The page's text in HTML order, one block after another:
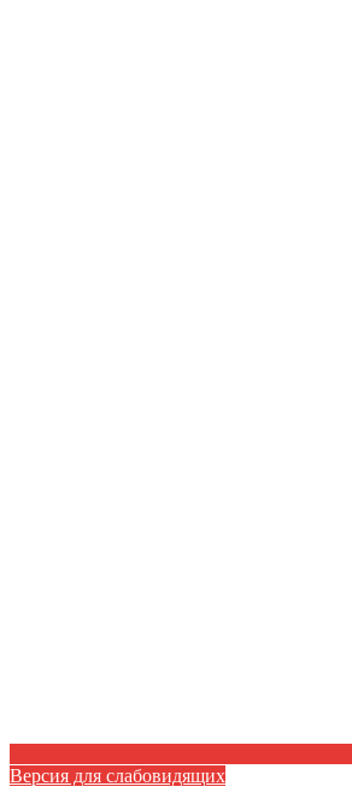
Версия для слабовидящих